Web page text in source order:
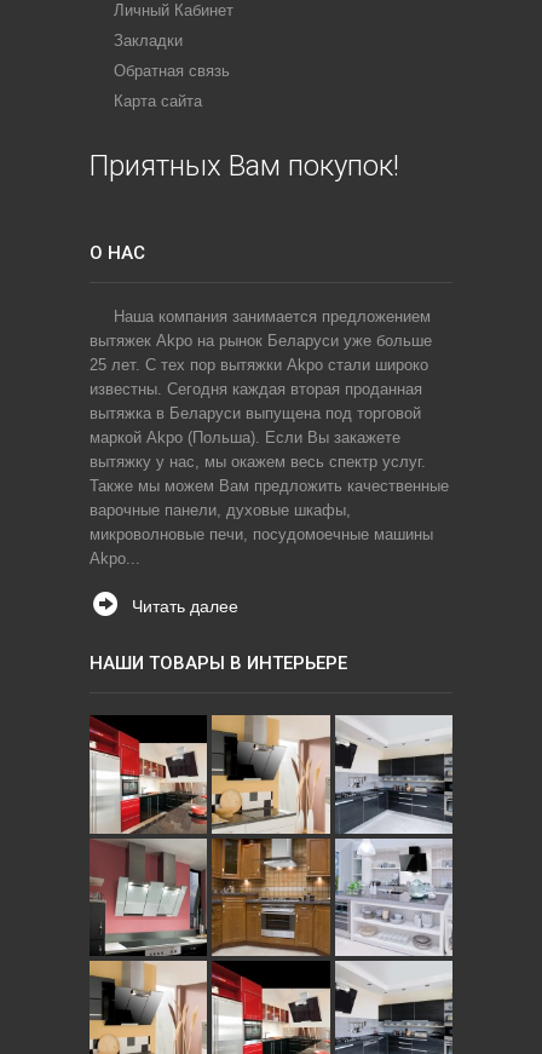
Личный Кабинет
Закладки
Обратная связь
Карта сайта
Приятных Вам покупок!
О НАС
Наша компания занимается предложением
вытяжек Akpo на рынок Беларуси уже больше
25 лет. С тех пор вытяжки Akpo стали широко
известны. Сегодня каждая вторая проданная
вытяжка в Беларуси выпущена под торговой
маркой Akpo (Польша). Если Вы закажете
вытяжку у нас, мы окажем весь спектр услуг.
Также мы можем Вам предложить качественные
варочные панели, духовые шкафы,
микроволновые печи, посудомоечные машины
Akpo...
Читать далее
НАШИ ТОВАРЫ В ИНТЕРЬЕРЕ